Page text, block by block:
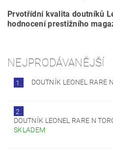
Prvotřídní kvalita doutníků
hodnocení prestižního
NEJPRODÁVANĚJŠÍ
1. DOUTNÍK LEONEL RARE
2.
DOUTNÍK LEONEL RARE N
SKLADEM